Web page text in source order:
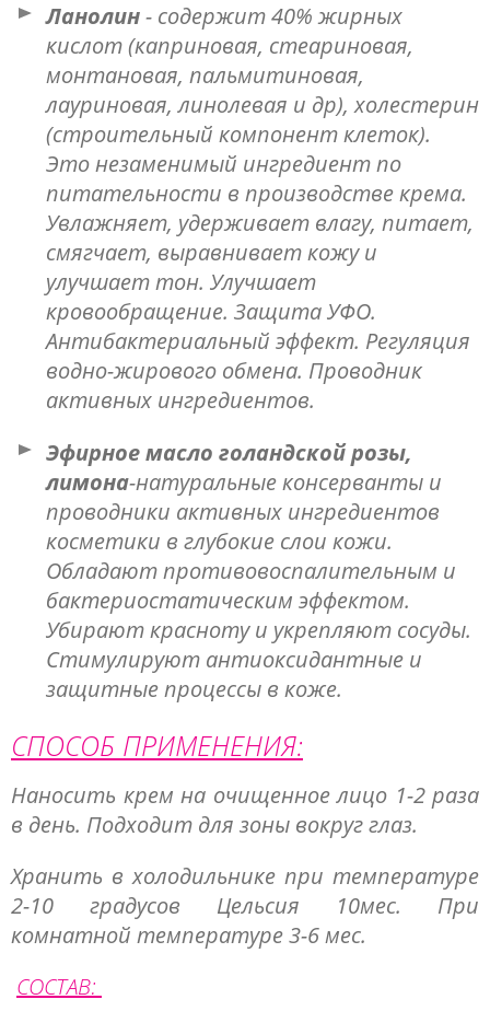
Ланолин- содержит 40% жирных
кислот (каприновая, стеариновая,
монтановая, пальмитиновая,
лауриновая, линолевая и др), холестерин
(строительный компонент клеток).
Это незаменимый ингредиент по
питательности в производстве крема.
Увлажняет, удерживает влагу, питает,
смягчает, выравнивает кожу и
улучшает тон. Улучшает
кровообращение. Защита УФО.
Антибактериальный эффект. Регуляция
водно-жирового обмена. Проводник
активных ингредиентов.
Эфирное масло голандской розы,
лимона-натуральные консерванты и
проводники активных ингредиентов
косметики в глубокие слои кожи.
Обладают противовоспалительным и
бактериостатическим эффектом.
Убирают красноту и укрепляют сосуды.
Стимулируют антиоксидантные и
защитные процессы в коже.
СПОСОБ ПРИМЕНЕНИЯ:
Наносить крем на очищенное лицо 1-2 раза
в день. Подходит для зоны вокруг глаз.
Хранить в холодильнике при температуре
2-10 градусов Цельсия 10мес. При
комнатной температуре 3-6 мес.
СОСТАВ: